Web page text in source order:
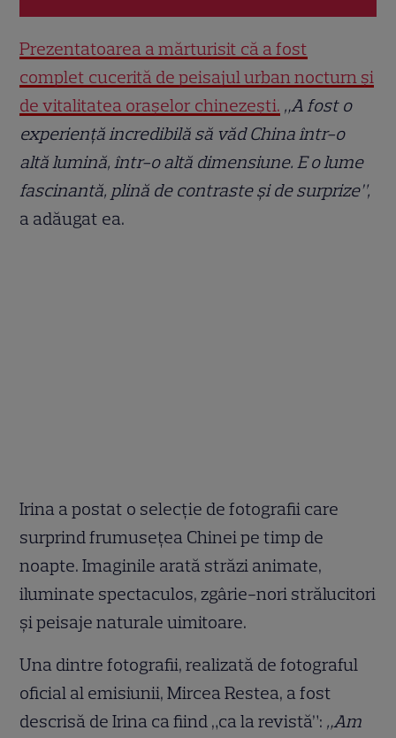
Prezentatoarea a mărturisit că a fost
complet cucerită de peisajul urban nocturn și
de vitalitatea orașelor chinezești. „A fost o
experiență incredibilă să văd China într-o
altă lumină, într-o altă dimensiune. E o lume
fascinantă, plină de contraste și de surprize”,
a adăugat ea.
Irina a postat o selecție de fotografii care
surprind frumusețea Chinei pe timp de
noapte. Imaginile arată străzi animate,
iluminate spectaculos, zgârie-nori strălucitori
și peisaje naturale uimitoare.
Una dintre fotografii, realizată de fotograful
oficial al emisiunii, Mircea Restea, a fost
descrisă de Irina ca fiind „ca la revistă”: „Am